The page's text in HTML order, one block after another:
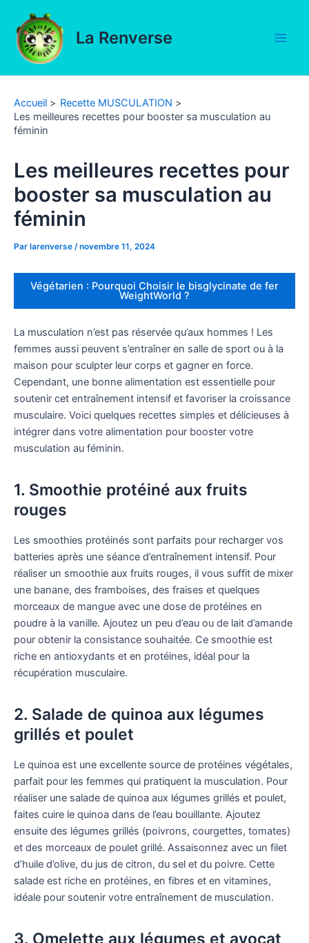
contenu
La Renverse
Accueil
Recette MUSCULATION
Les meilleures recettes pour booster sa musculation au
féminin
Les meilleures recettes pour
booster sa musculation au
féminin
Par larenverse /novembre 11, 2024
Végétarien : Pourquoi Choisir le bisglycinate de fer
WeightWorld ?
La musculation n’est pas réservée qu’aux hommes ! Les
femmes aussi peuvent s’entraîner en salle de sport ou à la
maison pour sculpter leur corps et gagner en force.
Cependant, une bonne alimentation est essentielle pour
soutenir cet entraînement intensif et favoriser la croissance
musculaire. Voici quelques recettes simples et délicieuses à
intégrer dans votre alimentation pour booster votre
musculation au féminin.
1. Smoothie protéiné aux fruits
rouges
Les smoothies protéinés sont parfaits pour recharger vos
batteries après une séance d’entraînement intensif. Pour
réaliser un smoothie aux fruits rouges, il vous suffit de mixer
une banane, des framboises, des fraises et quelques
morceaux de mangue avec une dose de protéines en
poudre à la vanille. Ajoutez un peu d’eau ou de lait d’amande
pour obtenir la consistance souhaitée. Ce smoothie est
riche en antioxydants et en protéines, idéal pour la
récupération musculaire.
2. Salade de quinoa aux légumes
grillés et poulet
Le quinoa est une excellente source de protéines végétales,
parfait pour les femmes qui pratiquent la musculation. Pour
réaliser une salade de quinoa aux légumes grillés et poulet,
faites cuire le quinoa dans de l’eau bouillante. Ajoutez
ensuite des légumes grillés (poivrons, courgettes, tomates)
et des morceaux de poulet grillé. Assaisonnez avec un filet
d’huile d’olive, du jus de citron, du sel et du poivre. Cette
salade est riche en protéines, en fibres et en vitamines,
idéale pour soutenir votre entraînement de musculation.
3. Omelette aux légumes et avocat